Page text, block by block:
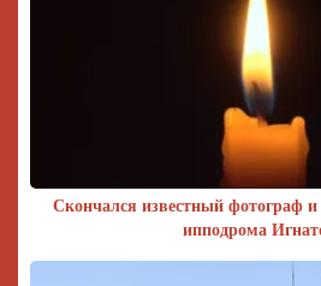
Скончался известный фотограф и
ипподрома